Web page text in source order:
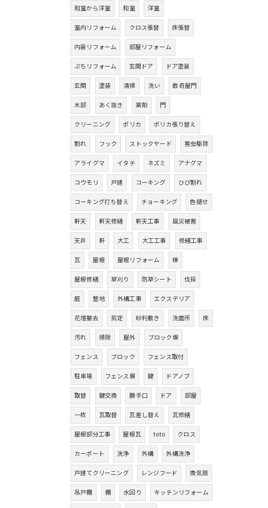
和室から洋室 和室 洋室
室内リフォーム クロス張替 床張替
内装リフォーム 部屋リフォーム
ぷちリフォーム 玄関ドア ドア塗装
玄関 塗装 清掃 洗い 数奇屋門
木部 あく抜き 薬剤 門
クリーニング ポリカ ポリカ張り替え
割れ フック ストックヤード 害虫駆除
アライグマ イタチ ネズミ アナグマ
コウモリ 戸建 コーキング ひび割れ
コーキング打ち替え チョーキング 色褪せ
軒天 軒天修繕 軒天工事 風災被害
天井 軒 大工 大工工事 修繕工事
瓦 屋根 屋根リフォーム 棟
屋根修繕 草刈り 防草シート 伐採
庭 整地 外構工事 エクステリア
花壇撤去 剪定 砂利敷き 洗面所 床
汚れ 掃除 屋外 ブロック塀
フェンス ブロック フェンス取付
駐車場 フェンス塀 鍵 ドアノブ
取替 鍵交換 勝手口 ドア 部屋
一枚 瓦取替 瓦差し替え 瓦修繕
屋根部分工事 屋根瓦 toto クロス
カーポート 洗浄 外構 外構洗浄
戸建てクリーニング レンジフード 換気扇
吊戸棚 棚 水回り キッチンリフォーム